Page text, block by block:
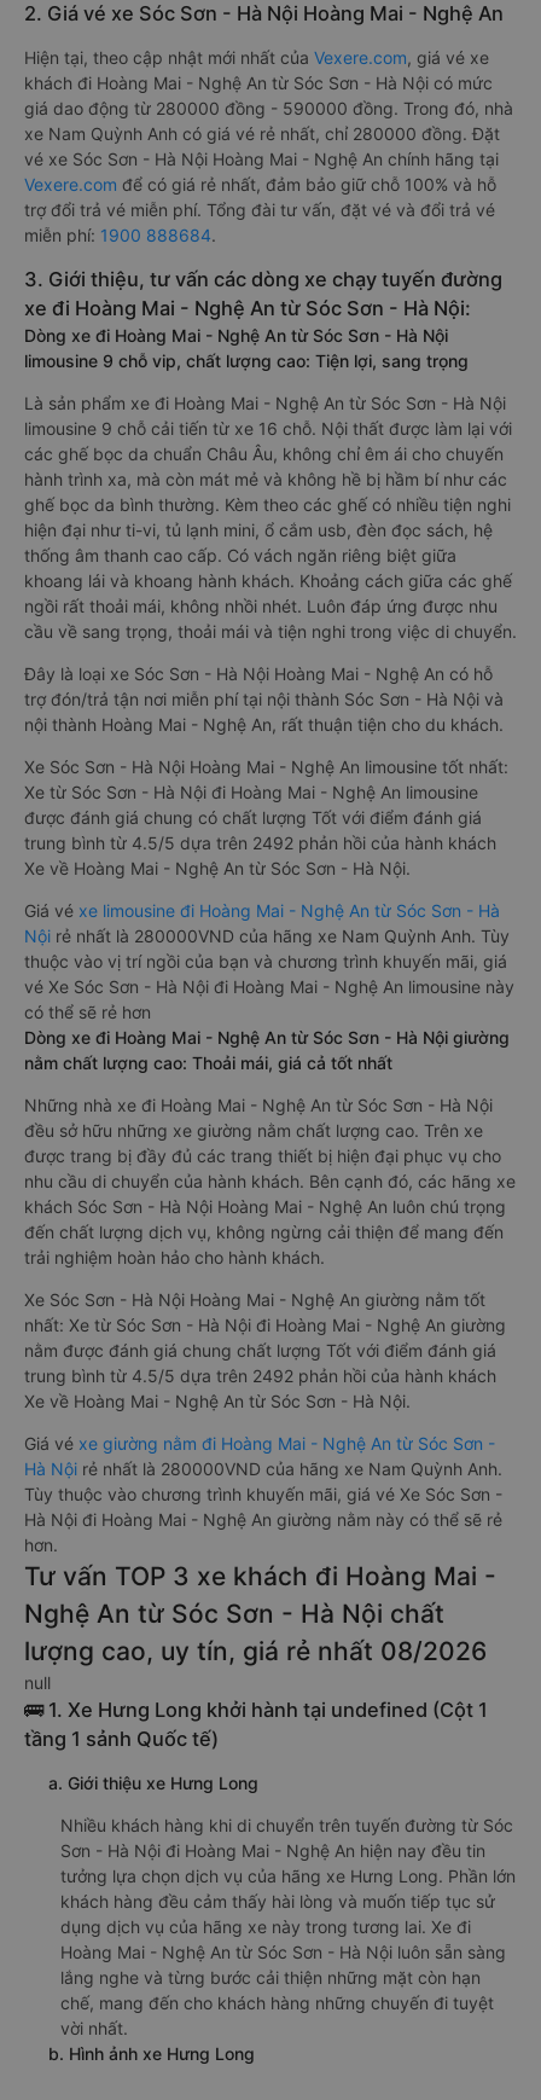
2. Giá vé xe Sóc Sơn - Hà Nội Hoàng Mai - Nghệ An
Hiện tại, theo cập nhật mới nhất của Vexere.com, giá vé xe
khách đi Hoàng Mai - Nghệ An từ Sóc Sơn - Hà Nội có mức
giá dao động từ 280000 đồng - 590000 đồng. Trong đó, nhà
xe Nam Quỳnh Anh có giá vé rẻ nhất, chỉ 280000 đồng. Đặt
vé xe Sóc Sơn - Hà Nội Hoàng Mai - Nghệ An chính hãng tại
Vexere.com để có giá rẻ nhất, đảm bảo giữ chỗ 100% và hỗ
trợ đổi trả vé miễn phí. Tổng đài tư vấn, đặt vé và đổi trả vé
miễn phí: 1900 888684.
3. Giới thiệu, tư vấn các dòng xe chạy tuyến đường
xe đi Hoàng Mai - Nghệ An từ Sóc Sơn - Hà Nội:
Dòng xe đi Hoàng Mai - Nghệ An từ Sóc Sơn - Hà Nội
limousine 9 chỗ vip, chất lượng cao: Tiện lợi, sang trọng
Là sản phẩm xe đi Hoàng Mai - Nghệ An từ Sóc Sơn - Hà Nội
limousine 9 chỗ cải tiến từ xe 16 chỗ. Nội thất được làm lại với
các ghế bọc da chuẩn Châu Âu, không chỉ êm ái cho chuyến
hành trình xa, mà còn mát mẻ và không hề bị hầm bí như các
ghế bọc da bình thường. Kèm theo các ghế có nhiều tiện nghi
hiện đại như ti-vi, tủ lạnh mini, ổ cắm usb, đèn đọc sách, hệ
thống âm thanh cao cấp. Có vách ngăn riêng biệt giữa
khoang lái và khoang hành khách. Khoảng cách giữa các ghế
ngồi rất thoải mái, không nhồi nhét. Luôn đáp ứng được nhu
cầu về sang trọng, thoải mái và tiện nghi trong việc di chuyển.
Đây là loại xe Sóc Sơn - Hà Nội Hoàng Mai - Nghệ An có hỗ
trợ đón/trả tận nơi miễn phí tại nội thành Sóc Sơn - Hà Nội và
nội thành Hoàng Mai - Nghệ An, rất thuận tiện cho du khách.
Xe Sóc Sơn - Hà Nội Hoàng Mai - Nghệ An limousine tốt nhất:
Xe từ Sóc Sơn - Hà Nội đi Hoàng Mai - Nghệ An limousine
được đánh giá chung có chất lượng Tốt với điểm đánh giá
trung bình từ 4.5/5 dựa trên 2492 phản hồi của hành khách
Xe về Hoàng Mai - Nghệ An từ Sóc Sơn - Hà Nội.
Giá vé xe limousine đi Hoàng Mai - Nghệ An từ Sóc Sơn - Hà
Nội rẻ nhất là 280000VND của hãng xe Nam Quỳnh Anh. Tùy
thuộc vào vị trí ngồi của bạn và chương trình khuyến mãi, giá
vé Xe Sóc Sơn - Hà Nội đi Hoàng Mai - Nghệ An limousine này
có thể sẽ rẻ hơn
Dòng xe đi Hoàng Mai - Nghệ An từ Sóc Sơn - Hà Nội giường
nằm chất lượng cao: Thoải mái, giá cả tốt nhất
Những nhà xe đi Hoàng Mai - Nghệ An từ Sóc Sơn - Hà Nội
đều sở hữu những xe giường nằm chất lượng cao. Trên xe
được trang bị đầy đủ các trang thiết bị hiện đại phục vụ cho
nhu cầu di chuyển của hành khách. Bên cạnh đó, các hãng xe
khách Sóc Sơn - Hà Nội Hoàng Mai - Nghệ An luôn chú trọng
đến chất lượng dịch vụ, không ngừng cải thiện để mang đến
trải nghiệm hoàn hảo cho hành khách.
Xe Sóc Sơn - Hà Nội Hoàng Mai - Nghệ An giường nằm tốt
nhất: Xe từ Sóc Sơn - Hà Nội đi Hoàng Mai - Nghệ An giường
nằm được đánh giá chung chất lượng Tốt với điểm đánh giá
trung bình từ 4.5/5 dựa trên 2492 phản hồi của hành khách
Xe về Hoàng Mai - Nghệ An từ Sóc Sơn - Hà Nội.
Giá vé xe giường nằm đi Hoàng Mai - Nghệ An từ Sóc Sơn -
Hà Nội rẻ nhất là 280000VND của hãng xe Nam Quỳnh Anh.
Tùy thuộc vào chương trình khuyến mãi, giá vé Xe Sóc Sơn -
Hà Nội đi Hoàng Mai - Nghệ An giường nằm này có thể sẽ rẻ
hơn.
Tư vấn TOP 3 xe khách đi Hoàng Mai -
Nghệ An từ Sóc Sơn - Hà Nội chất
lượng cao, uy tín, giá rẻ nhất 08/2026
null
🚌 1. Xe Hưng Long khởi hành tại undefined (Cột 1
tầng 1 sảnh Quốc tế)
a. Giới thiệu xe Hưng Long
Nhiều khách hàng khi di chuyển trên tuyến đường từ Sóc
Sơn - Hà Nội đi Hoàng Mai - Nghệ An hiện nay đều tin
tưởng lựa chọn dịch vụ của hãng xe Hưng Long. Phần lớn
khách hàng đều cảm thấy hài lòng và muốn tiếp tục sử
dụng dịch vụ của hãng xe này trong tương lai. Xe đi
Hoàng Mai - Nghệ An từ Sóc Sơn - Hà Nội luôn sẵn sàng
lắng nghe và từng bước cải thiện những mặt còn hạn
chế, mang đến cho khách hàng những chuyến đi tuyệt
vời nhất.
b. Hình ảnh xe Hưng Long